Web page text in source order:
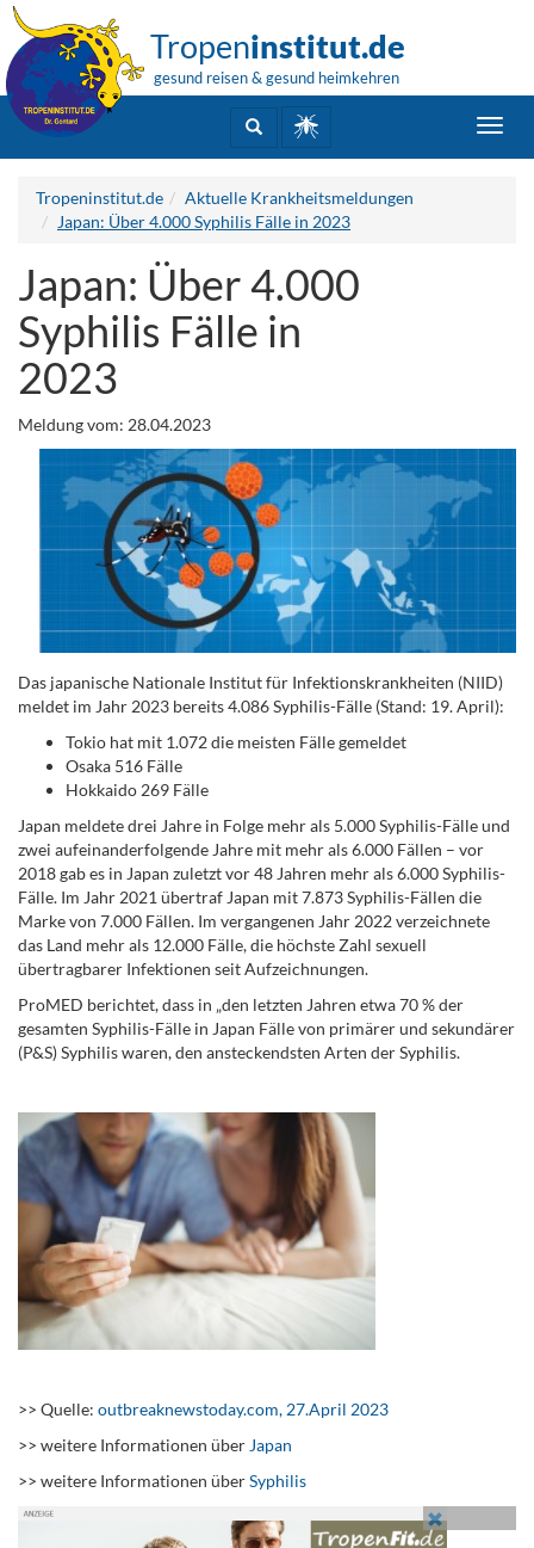
Tropeninstitut.de
gesund reisen & gesund heimkehren
Tropeninstitut.de
Aktuelle Krankheitsmeldungen
Japan: Über 4.000 Syphilis Fälle in 2023
Japan: Über 4.000
Syphilis Fälle in
2023
Meldung vom: 28.04.2023
Das japanische Nationale Institut für Infektionskrankheiten (NIID)
meldet im Jahr 2023 bereits 4.086 Syphilis-Fälle (Stand: 19. April):
Tokio hat mit 1.072 die meisten Fälle gemeldet
Osaka 516 Fälle
Hokkaido 269 Fälle
Japan meldete drei Jahre in Folge mehr als 5.000 Syphilis-Fälle und
zwei aufeinanderfolgende Jahre mit mehr als 6.000 Fällen – vor
2018 gab es in Japan zuletzt vor 48 Jahren mehr als 6.000 Syphilis-
Fälle. Im Jahr 2021 übertraf Japan mit 7.873 Syphilis-Fällen die
Marke von 7.000 Fällen. Im vergangenen Jahr 2022 verzeichnete
das Land mehr als 12.000 Fälle, die höchste Zahl sexuell
übertragbarer Infektionen seit Aufzeichnungen.
ProMED berichtet, dass in „den letzten Jahren etwa 70 % der
gesamten Syphilis-Fälle in Japan Fälle von primärer und sekundärer
(P&S) Syphilis waren, den ansteckendsten Arten der Syphilis.
>> Quelle: outbreaknewstoday.com, 27.April 2023
>> weitere Informationen über Japan
>> weitere Informationen überSyphilis